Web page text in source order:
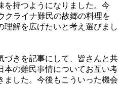
を持つようになりました。今
クライナ難民の故郷の料理を
理解を広げたいと考え選びまし
づきを記事にして、皆さんと共
本の難民事情についてお互い考
ました。今後もこういった機会